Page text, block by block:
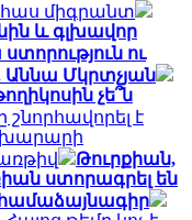
միգրանտ
և գլխավոր
ու
Մկրտչյան
չե՞ն
է
Թուրքիան,
ստորագրել են